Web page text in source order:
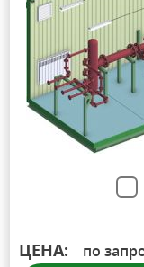
ЦЕНА: по